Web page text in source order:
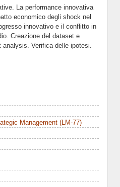
La performance innovativa
economico degli shock nel
innovativo e il conflitto in
Creazione del dataset e
Verifica delle ipotesi.
Management (LM-77)